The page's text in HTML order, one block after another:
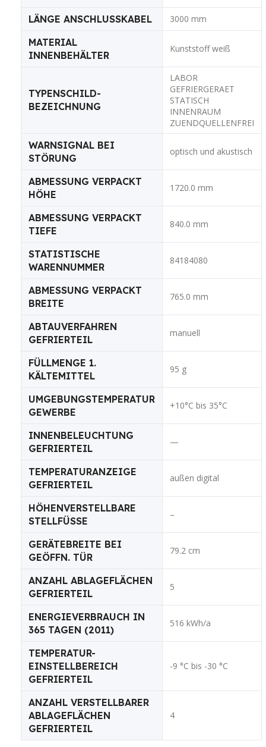
LÄNGE ANSCHLUSSKABEL 3000 mm
MATERIAL
INNENBEHÄLTER
Kunststoff weiß
TYPENSCHILD-
BEZEICHNUNG
LABOR
GEFRIERGERAET
STATISCH
INNENRAUM
ZUENDQUELLENFREI
WARNSIGNAL BEI
STÖRUNG
optisch und akustisch
ABMESSUNG VERPACKT
HÖHE
1720.0 mm
ABMESSUNG VERPACKT
TIEFE
840.0 mm
STATISTISCHE
WARENNUMMER
84184080
ABMESSUNG VERPACKT
BREITE
765.0 mm
ABTAUVERFAHREN
GEFRIERTEIL
manuell
FÜLLMENGE 1.
KÄLTEMITTEL
95 g
UMGEBUNGSTEMPERATUR
GEWERBE
+10°C bis 35°C
INNENBELEUCHTUNG
GEFRIERTEIL
—
TEMPERATURANZEIGE
GEFRIERTEIL
außen digital
HÖHENVERSTELLBARE
STELLFÜSSE
–
GERÄTEBREITE BEI
GEÖFFN. TÜR
79.2 cm
ANZAHL ABLAGEFLÄCHEN
GEFRIERTEIL
5
ENERGIEVERBRAUCH IN
365 TAGEN (2011)
516 kWh/a
TEMPERATUR-
EINSTELLBEREICH
GEFRIERTEIL
-9 °C bis -30 °C
ANZAHL VERSTELLBARER
ABLAGEFLÄCHEN
GEFRIERTEIL
4